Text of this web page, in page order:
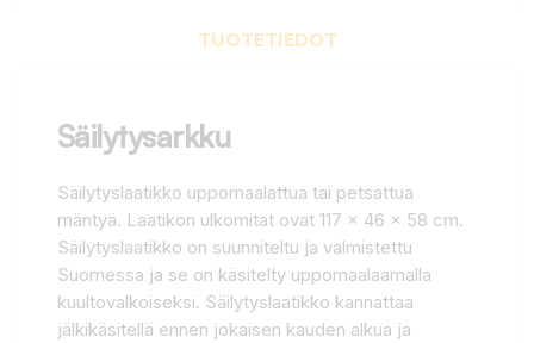
TUOTETIEDOT
Säilytysarkku
Säilytyslaatikko uppomaalattua tai petsattua
mäntyä. Laatikon ulkomitat ovat 117 x 46 x 58 cm.
Säilytyslaatikko on suunniteltu ja valmistettu
Suomessa ja se on käsitelty uppomaalaamalla
kuultovalkoiseksi. Säilytyslaatikko kannattaa
jälkikäsitellä ennen jokaisen kauden alkua ja